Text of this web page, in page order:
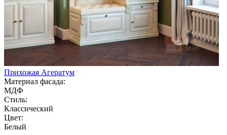
Прихожая Агератум
Материал фасада:
МДФ
Стиль:
Классический
Цвет:
Белый